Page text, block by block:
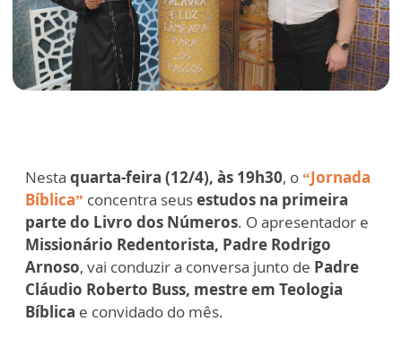
Nesta quarta-feira (12/4), às 19h30, o“Jornada
Bíblica” concentra seusestudos na primeira
parte do Livro dos Números. O apresentador e
Missionário Redentorista, Padre Rodrigo
Arnoso, vai conduzir a conversa junto de Padre
Cláudio Roberto Buss, mestre em Teologia
Bíblica e convidado do mês.